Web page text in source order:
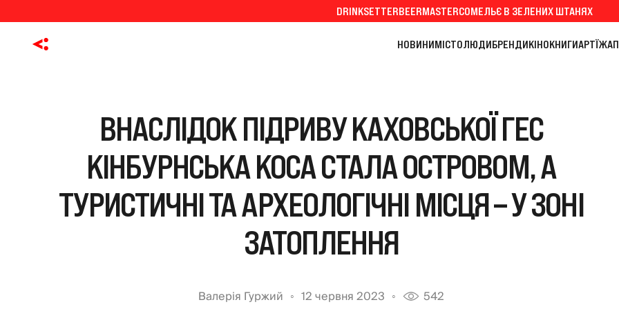
DRINKSETTERBEERMASTERСОМЕЛЬЄ В ЗЕЛЕНИХ ШТАНЯХ
НОВИНИМІСТОЛЮДИБРЕНДИКІНОКНИГИАРТЇЖА
ВНАСЛІДОК ПІДРИВУ КАХОВСЬКОЇ ГЕС
КІНБУРНСЬКА КОСА СТАЛА ОСТРОВОМ, А
ТУРИСТИЧНІ ТА АРХЕОЛОГІЧНІ МІСЦЯ – У ЗОНІ
ЗАТОПЛЕННЯ
Валерія Гуржий 12 червня 2023 542